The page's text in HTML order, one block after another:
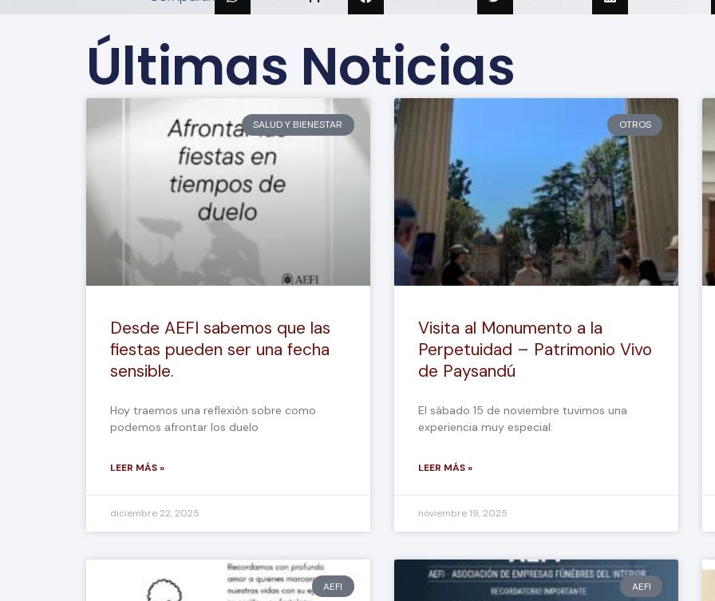
Últimas Noticias
SALUD Y BIENESTAR
Desde AEFI sabemos que las
fiestas pueden ser una fecha
sensible.
Hoy traemos una reflexión sobre como
podemos afrontar los duelo
LEER MÁS »
diciembre 22, 2025
OTROS
Visita al Monumento a la
Perpetuidad – Patrimonio Vivo
de Paysandú
El sábado 15 de noviembre tuvimos una
experiencia muy especial:
LEER MÁS »
noviembre 19, 2025
AEFI AEFI